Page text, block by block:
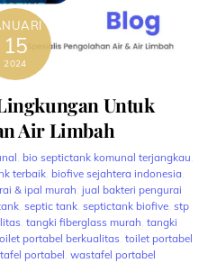
15
2024
Untuk
Air Limbah
, bio septictank komunal terjangkau,
terbaik, biofive sejahtera indonesia,
& ipal murah,jual bakteri pengurai
,septic tank,septictank biofive,stp
,tangki fiberglass murah,tangki
portabel berkualitas,toilet portabel
portabel,wastafel portabel